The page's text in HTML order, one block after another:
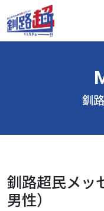
釧
釧路超民メッ
男性）